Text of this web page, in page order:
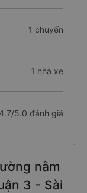
1 chuyến
1 nhà xe
4.7/5.0 đánh giá
nằm
3 - Sài